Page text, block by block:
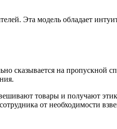
Эта модель обладает
сказывается на пропускной
товары и получают
от необходимости